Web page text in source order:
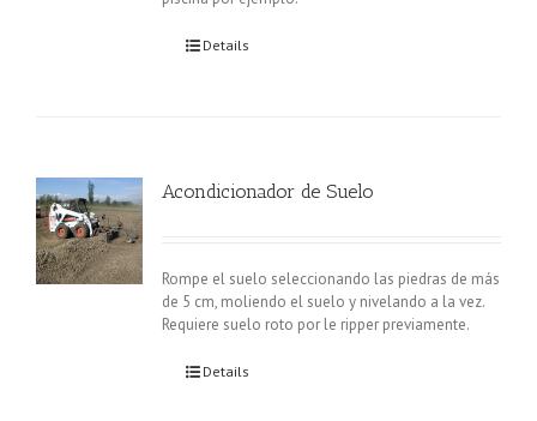
Details
Acondicionador de Suelo
Rompe el suelo seleccionando las piedras de más
de 5 cm, moliendo el suelo y nivelando a la vez.
Requiere suelo roto por le ripper previamente.
Details